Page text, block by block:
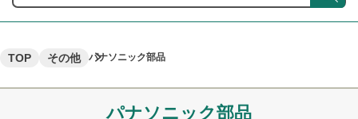
TOP その他 パナソニック部品
パナソニック部品